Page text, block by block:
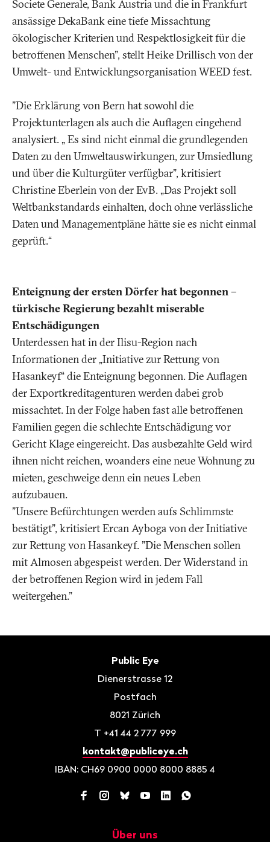
Societe Generale, Bank Austria und die in Frankfurt
ansässige DekaBank eine tiefe Missachtung
ökologischer Kriterien und Respektlosigkeit für die
betroffenen Menschen", stellt Heike Drillisch von der
Umwelt- und Entwicklungsorganisation WEED fest.
"Die Erklärung von Bern hat sowohl die
Projektunterlagen als auch die Auflagen eingehend
analysiert. „ Es sind nicht einmal die grundlegenden
Daten zu den Umweltauswirkungen, zur Umsiedlung
und über die Kulturgüter verfügbar", kritisiert
Christine Eberlein von der EvB. „Das Projekt soll
Weltbankstandards einhalten, doch ohne verlässliche
Daten und Managementpläne hätte sie es nicht einmal
geprüft.“
Enteignung der ersten Dörfer hat begonnen –
türkische Regierung bezahlt miserable
Entschädigungen
Unterdessen hat in der Ilisu-Region nach
Informationen der „Initiative zur Rettung von
Hasankeyf“ die Enteignung begonnen. Die Auflagen
der Exportkreditagenturen werden dabei grob
missachtet. In der Folge haben fast alle betroffenen
Familien gegen die schlechte Entschädigung vor
Gericht Klage eingereicht. Das ausbezahlte Geld wird
ihnen nicht reichen, woanders eine neue Wohnung zu
mieten, geschweige denn ein neues Leben
aufzubauen.
"Unsere Befürchtungen werden aufs Schlimmste
bestätigt", kritisiert Ercan Ayboga von der Initiative
zur Rettung von Hasankeyf. "Die Menschen sollen
mit Almosen abgespeist werden. Der Widerstand in
der betroffenen Region wird in jedem Fall
weitergehen."
Public Eye
Dienerstrasse 12
Postfach
8021 Zürich
T +41 44 2 777 999
kontakt@publiceye.ch
IBAN: CH69 0900 0000 8000 8885 4
Facebook
Instagram
BlueskyYouTube
LinkedInWhatsApp
Über uns